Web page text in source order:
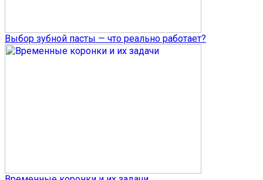
Выбор зубной пасты — что реально работает?